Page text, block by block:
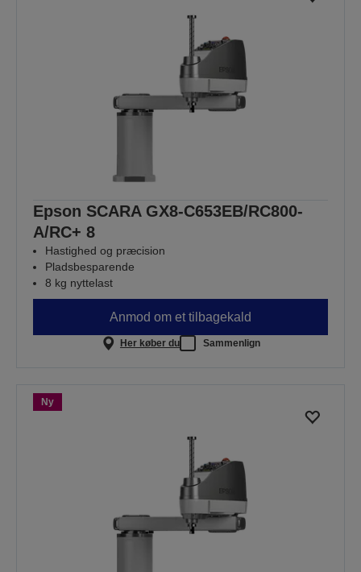
Epson SCARA GX8-C653EB/RC800-
A/RC+ 8
Hastighed og præcision
Pladsbesparende
8 kg nyttelast
Anmod om et tilbagekald
Her køber du Sammenlign
Ny